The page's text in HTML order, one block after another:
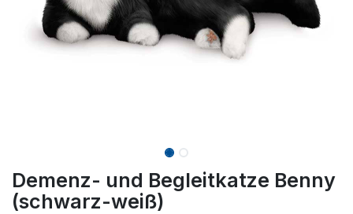
Demenz- und Begleitkatze Benny
(schwarz-weiß)